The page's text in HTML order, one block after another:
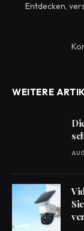
Entdecken,
WEITERE